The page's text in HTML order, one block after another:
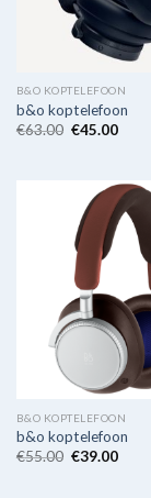
B&O KOPTELEFOON
b&o koptelefoon
€63.00 €45.00
B&O KOPTELEFOON
b&o koptelefoon
€55.00 €39.00